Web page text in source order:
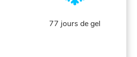
77 jours de gel